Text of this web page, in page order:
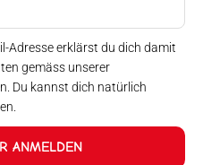
Adresse erklärst du dich damit
gemäss unserer
Du kannst dich natürlich
ANMELDEN